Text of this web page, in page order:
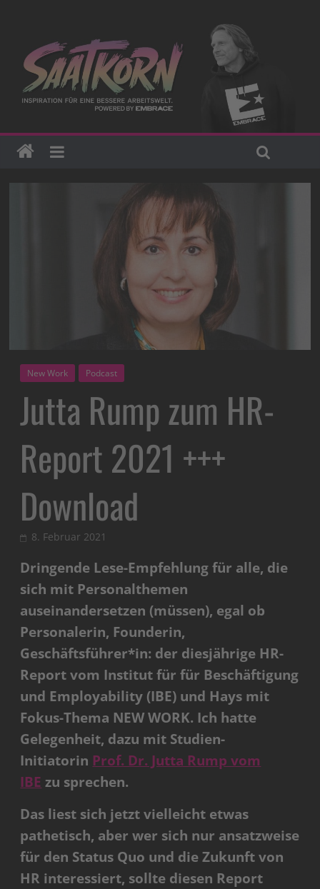
New Work Podcast
Jutta Rump zum HR-
Report 2021 +++
Download
8. Februar 2021
Dringende Lese-Empfehlung für alle, die
sich mit Personalthemen
auseinandersetzen (müssen), egal ob
Personalerin, Founderin,
Geschäftsführer*in: der diesjährige HR-
Report vom Institut für für Beschäftigung
und Employability (IBE) und Hays mit
Fokus-Thema NEW WORK. Ich hatte
Gelegenheit, dazu mit Studien-
Initiatorin Prof. Dr. Jutta Rump vom
IBE zu sprechen.
Das liest sich jetzt vielleicht etwas
pathetisch, aber wer sich nur ansatzweise
für den Status Quo und die Zukunft von
HR interessiert, sollte diesen Report